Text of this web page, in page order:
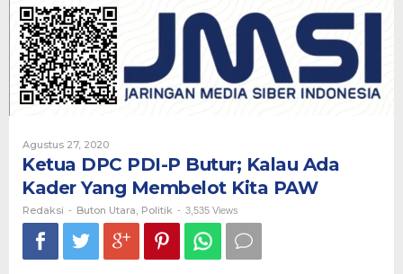
Butur;
Kalau
Yang
Agustus 27, 2020Oleh
Ketua DPC PDI-P Butur; Kalau Ada
Kader Yang Membelot Kita PAW
Redaksi - Buton Utara Politik - 3,535 Views